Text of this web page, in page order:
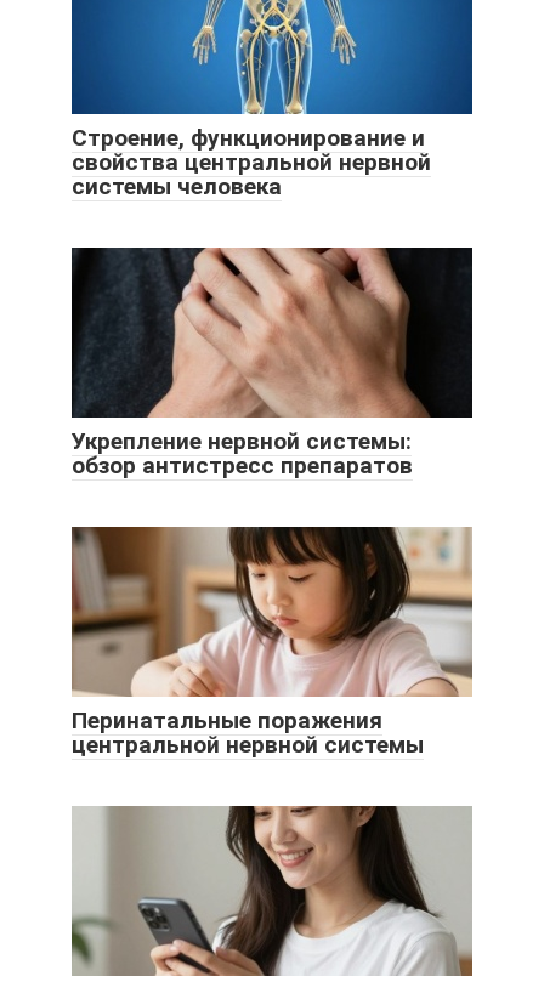
Строение, функционирование и
свойства центральной нервной
системы человека
Укрепление нервной системы:
обзор антистресс препаратов
Перинатальные поражения
центральной нервной системы